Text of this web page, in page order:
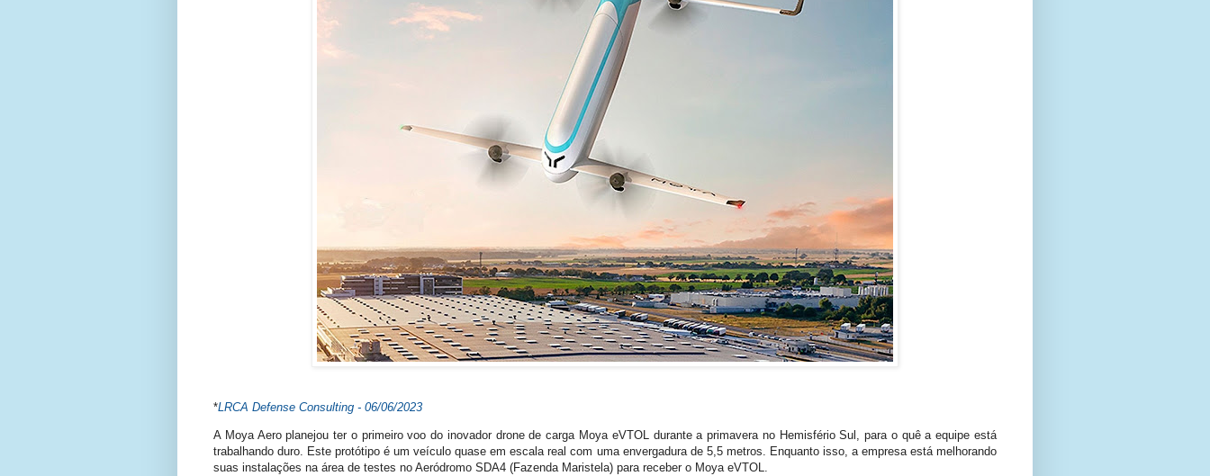
*LRCA Defense Consulting - 06/06/2023
A Moya Aero planejou ter o primeiro voo do inovador drone de carga Moya eVTOL durante a primavera no Hemisfério Sul, para o quê a equipe está
trabalhando duro. Este protótipo é um veículo quase em escala real com uma envergadura de 5,5 metros. Enquanto isso, a empresa está melhorando
suas instalações na área de testes no Aeródromo SDA4 (Fazenda Maristela) para receber o Moya eVTOL.